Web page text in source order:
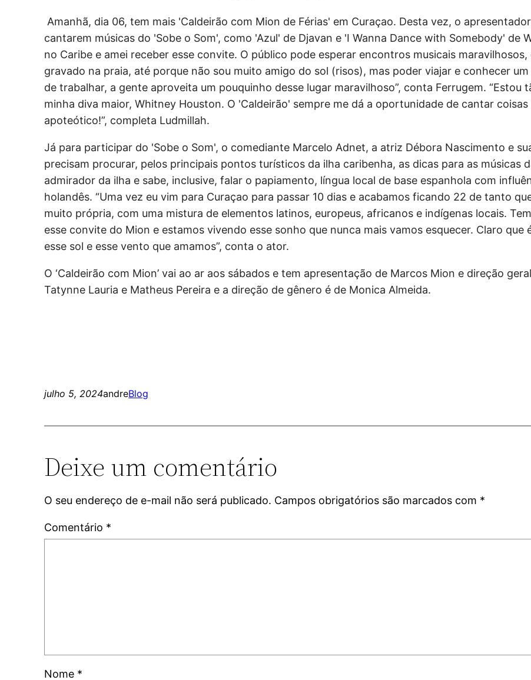
Amanhã, dia 06, tem mais 'Caldeirão com Mion de Férias' em Curaçao. Desta vez, o
cantarem músicas do 'Sobe o Som', como 'Azul' de Djavan e 'I Wanna Dance with Somebody' de
no Caribe e amei receber esse convite. O público pode esperar encontros musicais
gravado na praia, até porque não sou muito amigo do sol (risos), mas poder viajar e conhecer
de trabalhar, a gente aproveita um pouquinho desse lugar maravilhoso”, conta Ferrugem. “Estou
minha diva maior, Whitney Houston. O 'Caldeirão' sempre me dá a oportunidade de cantar
apoteótico!”, completa Ludmillah.
Já para participar do 'Sobe o Som', o comediante Marcelo Adnet, a atriz Débora Nascimento e
precisam procurar, pelos principais pontos turísticos da ilha caribenha, as dicas para as músicas
admirador da ilha e sabe, inclusive, falar o papiamento, língua local de base espanhola com
holandês. “Uma vez eu vim para Curaçao para passar 10 dias e acabamos ficando 22 de tanto
muito própria, com uma mistura de elementos latinos, europeus, africanos e indígenas locais.
esse convite do Mion e estamos vivendo esse sonho que nunca mais vamos esquecer. Claro
esse sol e esse vento que amamos”, conta o ator.
O ‘Caldeirão com Mion’ vai ao ar aos sábados e tem apresentação de Marcos Mion e direção
Tatynne Lauria e Matheus Pereira e a direção de gênero é de Monica Almeida.
julho 5, 2024andreBlog
Deixe um comentário
O seu endereço de e-mail não será publicado. Campos obrigatórios são marcados com *
Comentário *
Nome *